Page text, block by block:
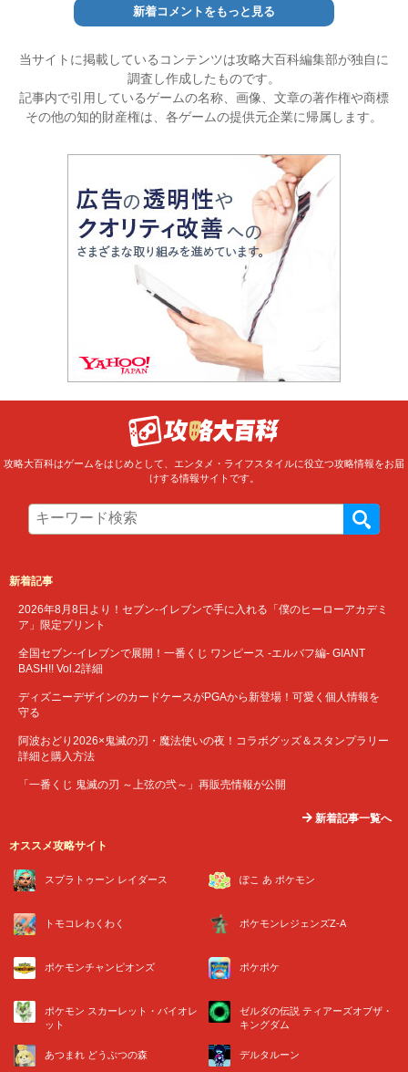
新着コメントをもっと見る
当サイトに掲載しているコンテンツは攻略大百科編集部が独自に
調査し作成したものです。
記事内で引用しているゲームの名称、画像、文章の著作権や商標
その他の知的財産権は、各ゲームの提供元企業に帰属します。
攻略大百科はゲームをはじめとして、エンタメ・ライフスタイルに役立つ攻略情報をお届
けする情報サイトです。
新着記事
2026年8月8日より！セブン‐イレブンで手に入れる「僕のヒーローアカデミ
ア」限定プリント
全国セブン‐イレブンで展開！一番くじ ワンピース -エルバフ編- GIANT
BASH!! Vol.2詳細
ディズニーデザインのカードケースがPGAから新登場！可愛く個人情報を
守る
阿波おどり2026×鬼滅の刃・魔法使いの夜！コラボグッズ＆スタンプラリー
詳細と購入方法
「一番くじ 鬼滅の刃 ～上弦の弐～」再販売情報が公開
新着記事一覧へ
オススメ攻略サイト
スプラトゥーン レイダース ぽこ あ ポケモン
トモコレわくわく ポケモンレジェンズZ-A
ポケモンチャンピオンズ ポケポケ
ポケモン スカーレット・バイオレ
ット
ゼルダの伝説 ティアーズオブザ・
キングダム
あつまれ どうぶつの森 デルタルーン